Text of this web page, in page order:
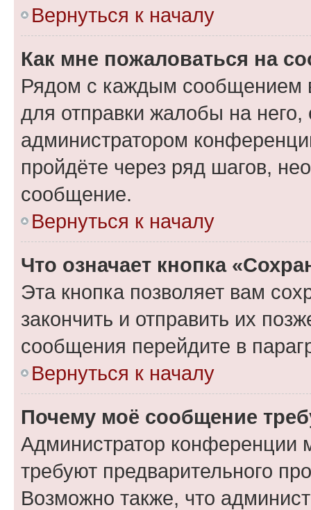
Вернуться к началу
Как мне пожаловаться на
Рядом с каждым сообщением
для отправки жалобы на
администратором
пройдёте через ряд шагов,
сообщение.
Вернуться к началу
Что означает кнопка
Эта кнопка позволяет вам
закончить и отправить их
сообщения перейдите в
Вернуться к началу
Почему моё сообщение
Администратор конференции
требуют предварительного
Возможно также, что